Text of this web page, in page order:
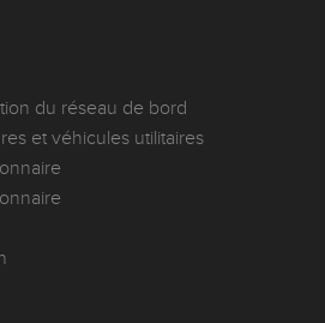
du réseau de bord
et véhicules utilitaires